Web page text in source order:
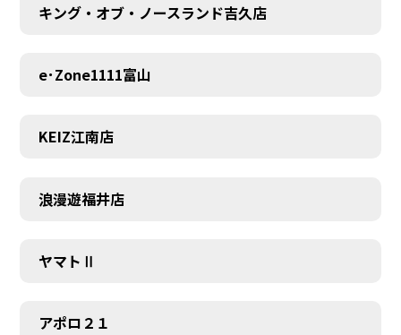
キング・オブ・ノースランド吉久店
e･Zone1111富山
KEIZ江南店
浪漫遊福井店
ヤマトⅡ
アポロ２１